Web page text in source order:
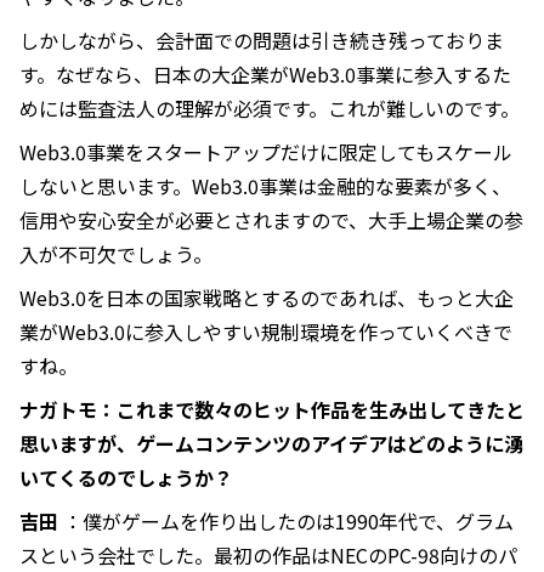
しかしながら、会計面での問題は引き続き残っておりま
す。なぜなら、日本の大企業がWeb3.0事業に参入するた
めには監査法人の理解が必須です。これが難しいのです。
Web3.0事業をスタートアップだけに限定してもスケール
しないと思います。Web3.0事業は金融的な要素が多く、
信用や安心安全が必要とされますので、大手上場企業の参
入が不可欠でしょう。
Web3.0を日本の国家戦略とするのであれば、もっと大企
業がWeb3.0に参入しやすい規制環境を作っていくべきで
すね。
ナガトモ：これまで数々のヒット作品を生み出してきたと
思いますが、ゲームコンテンツのアイデアはどのように湧
いてくるのでしょうか？
吉田 ：僕がゲームを作り出したのは1990年代で、グラム
スという会社でした。最初の作品はNECのPC-98向けのパ